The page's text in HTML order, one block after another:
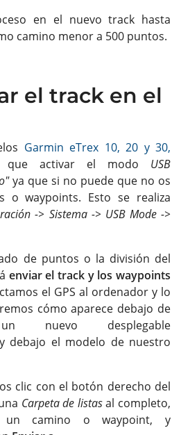
en el nuevo track hasta
camino menor a 500 puntos.
el track en el
Garmin eTrex 10, 20 y 30,
que activar el modo USB
ya que si no puede que no os
o waypoints. Esto se realiza
-> Sistema -> USB Mode ->
de puntos o la división del
enviar el track y los waypoints
el GPS al ordenador y lo
cómo aparece debajo de
nuevo desplegable
debajo el modelo de nuestro
clic con el botón derecho del
Carpeta de listasal completo,
un camino o waypoint, y